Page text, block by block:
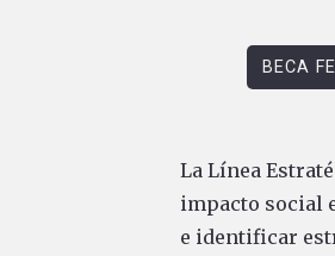
BECA
La Línea
impacto social
e identificar